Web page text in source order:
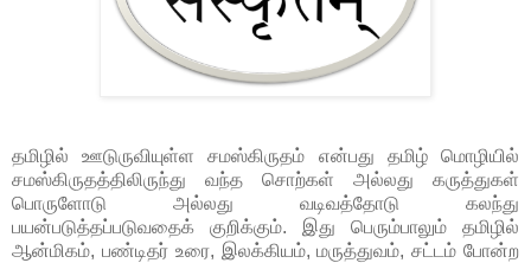
தமிழில் ஊடுருவியுள்ள சமஸ்கிருதம் என்பது தமிழ் மொழியில்
சமஸ்கிருதத்திலிருந்து வந்த சொற்கள் அல்லது கருத்துகள்
பொருளோடு அல்லது வடிவத்தோடு கலந்து
பயன்படுத்தப்படுவதைக் குறிக்கும். இது பெரும்பாலும் தமிழில்
ஆன்மிகம், பண்டிதர் உரை, இலக்கியம், மருத்துவம், சட்டம் போன்ற